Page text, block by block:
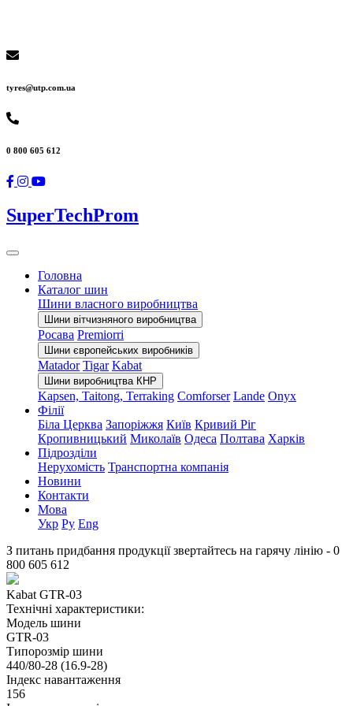
tyres@utp.com.ua
0 800 605 612
SuperTechProm
Головна
Каталог шин
Шини власного виробництва
Шини вітчизняного виробництва
Росава Premiorri
Шини європейських виробників
Matador Tigar Kabat
Шини виробництва КНР
Kapsen, Taitong, Terraking Comforser Lande Onyx
Філії
Біла Церква Запоріжжя Київ Кривий Ріг
Кропивницький Миколаїв Одеса Полтава Харків
Підрозділи
Нерухомість Транспортна компанія
Новини
Контакти
Мова
Укр Ру Eng
З питань придбання продукції звертайтесь на гарячу лінію - 0
800 605 612
Kabat GTR-03
Технічні характеристики:
Модель шини
GTR-03
Типорозмір шини
440/80-28 (16.9-28)
Індекс навантаження
156